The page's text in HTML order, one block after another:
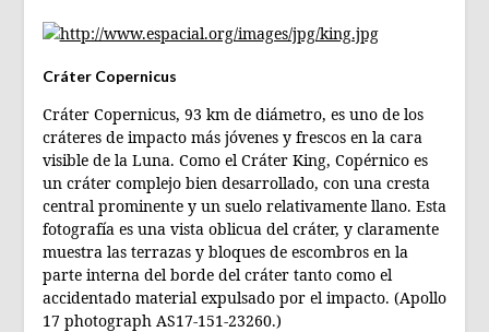
Cráter Copernicus
Cráter Copernicus, 93 km de diámetro, es uno de los
cráteres de impacto más jóvenes y frescos en la cara
visible de la Luna. Como el Cráter King, Copérnico es
un cráter complejo bien desarrollado, con una cresta
central prominente y un suelo relativamente llano. Esta
fotografía es una vista oblicua del cráter, y claramente
muestra las terrazas y bloques de escombros en la
parte interna del borde del cráter tanto como el
accidentado material expulsado por el impacto. (Apollo
17 photograph AS17-151-23260.)